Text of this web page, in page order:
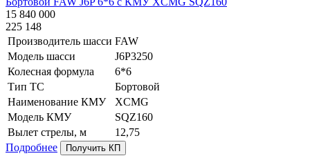
15 840 000
225 148
Производитель шасси FAW
Модель шасси
J6P3250
Колесная формула
6*6
Тип ТС
Бортовой
Наименование КМУ
XCMG
Модель КМУ
SQZ160
Вылет стрелы, м
12,75
Подробнее
Получить КП